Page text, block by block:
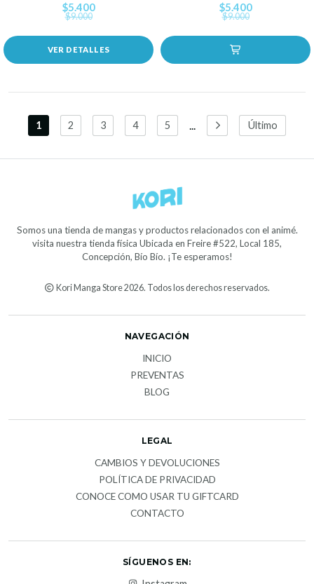
$5.400
$9.000
VER DETALLES
$5.400
$9.000
1 2 3 4 5 ... Último
Somos una tienda de mangas y productos relacionados con el animé.
visita nuestra tienda física Ubicada en Freire #522, Local 185,
Concepción, Bío Bío. ¡Te esperamos!
Kori Manga Store 2026. Todos los derechos reservados.
NAVEGACIÓN
INICIO
PREVENTAS
BLOG
LEGAL
CAMBIOS Y DEVOLUCIONES
POLÍTICA DE PRIVACIDAD
CONOCE COMO USAR TU GIFTCARD
CONTACTO
SÍGUENOS EN: